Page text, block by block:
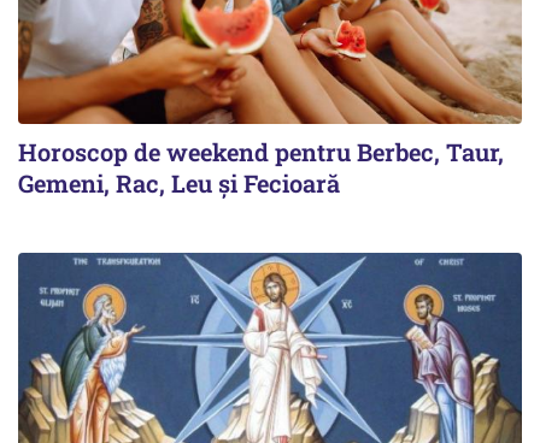
Horoscop de weekend pentru Berbec, Taur,
Gemeni, Rac, Leu și Fecioară